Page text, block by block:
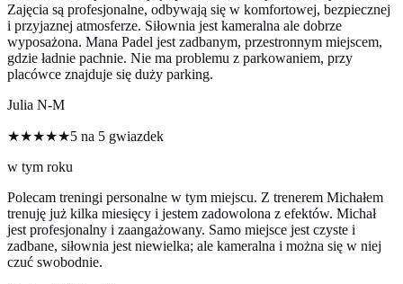
Zajęcia są profesjonalne, odbywają się w komfortowej, bezpiecznej
i przyjaznej atmosferze. Siłownia jest kameralna ale dobrze
wyposażona. Mana Padel jest zadbanym, przestronnym miejscem,
gdzie ładnie pachnie. Nie ma problemu z parkowaniem, przy
placówce znajduje się duży parking.
Julia N-M
★★★★★5 na 5 gwiazdek
w tym roku
Polecam treningi personalne w tym miejscu. Z trenerem Michałem
trenuję już kilka miesięcy i jestem zadowolona z efektów. Michał
jest profesjonalny i zaangażowany. Samo miejsce jest czyste i
zadbane, siłownia jest niewielka; ale kameralna i można się w niej
czuć swobodnie.